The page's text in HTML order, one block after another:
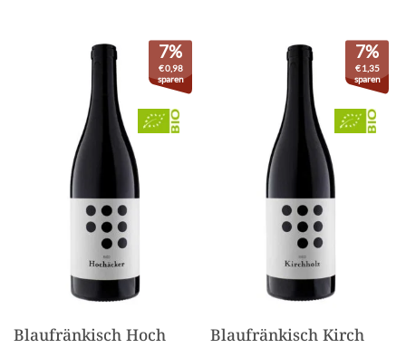
7%
€0,98
sparen
Blaufränkisch Hoch
7%
€1,35
sparen
Blaufränkisch Kirch